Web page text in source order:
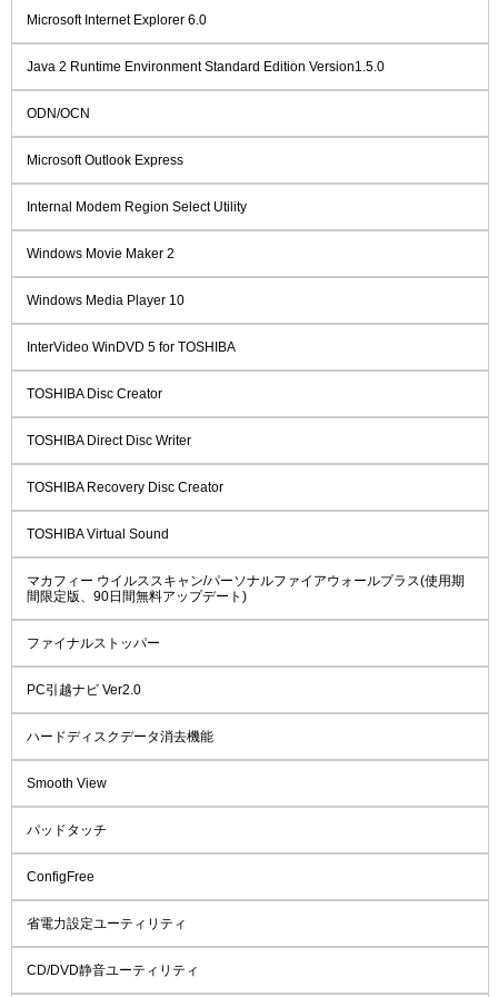
Microsoft Internet Explorer 6.0
Java 2 Runtime Environment Standard Edition Version1.5.0
ODN/OCN
Microsoft Outlook Express
Internal Modem Region Select Utility
Windows Movie Maker 2
Windows Media Player 10
InterVideo WinDVD 5 for TOSHIBA
TOSHIBA Disc Creator
TOSHIBA Direct Disc Writer
TOSHIBA Recovery Disc Creator
TOSHIBA Virtual Sound
マカフィー ウイルススキャン/パーソナルファイアウォールプラス(使用期
間限定版、90日間無料アップデート)
ファイナルストッパー
PC引越ナビ Ver2.0
ハードディスクデータ消去機能
Smooth View
パッドタッチ
ConfigFree
省電力設定ユーティリティ
CD/DVD静音ユーティリティ